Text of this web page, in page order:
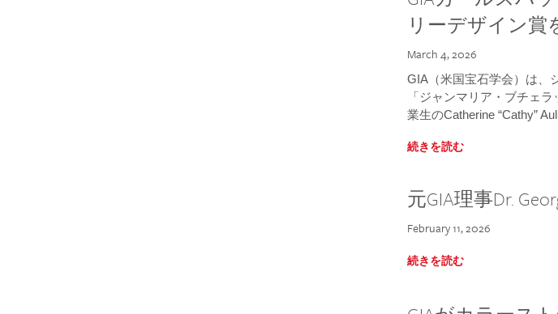
リーデザイン賞
March 4, 2026
GIA（米国宝石学会）は、
「ジャンマリア・ブチェ
業生のCatherine “Cathy”
続きを読む
元GIA理事Dr.
February 11, 2026
続きを読む